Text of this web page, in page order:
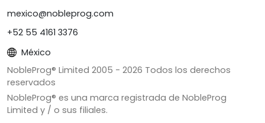
mexico@nobleprog.com
+52 55 4161 3376
México
NobleProg® Limited 2005 - 2026 Todos los derechos
reservados
NobleProg® es una marca registrada de NobleProg
Limited y / o sus filiales.